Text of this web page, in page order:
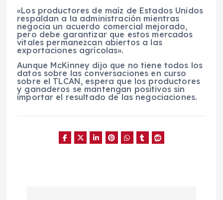
«Los productores de maíz de Estados Unidos
respaldan a la administración mientras
negocia un acuerdo comercial mejorado,
pero debe garantizar que estos mercados
vitales permanezcan abiertos a las
exportaciones agrícolas».
Aunque McKinney dijo que no tiene todos los
datos sobre las conversaciones en curso
sobre el TLCAN, espera que los productores
y ganaderos se mantengan positivos sin
importar el resultado de las negociaciones.